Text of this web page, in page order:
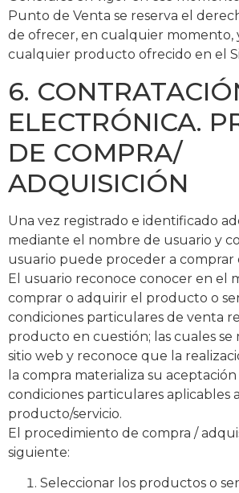
Punto de Venta se reserva el
de ofrecer, en cualquier momento,
cualquier producto ofrecido en el
6.
ELECTRÓNICA.
DE COMPRA/
ADQUISICIÓN
Una vez registrado e identificado
mediante el nombre de usuario y
usuario puede proceder a comprar
El usuario reconoce conocer en el
comprar o adquirir el producto o
condiciones particulares de venta
producto en cuestión; las cuales se
sitio web y reconoce que la
la compra materializa su
condiciones particulares aplicables
producto/servicio.
El procedimiento de compra /
siguiente:
Seleccionar los productos o